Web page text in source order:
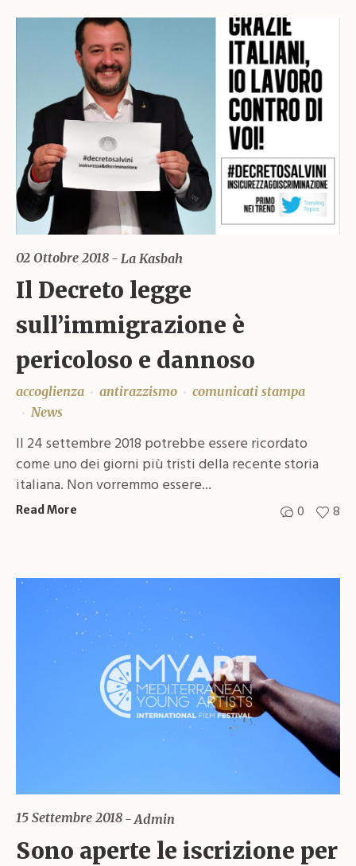
02 Ottobre 2018 La Kasbah
Il Decreto legge
sull’immigrazione è
pericoloso e dannoso
accoglienza antirazzismo
comunicati stampa
News
Il 24 settembre 2018 potrebbe essere ricordato
come uno dei giorni più tristi della recente storia
italiana. Non vorremmo essere...
0 8
Read More
15 Settembre 2018 Admin
Sono aperte le iscrizione per